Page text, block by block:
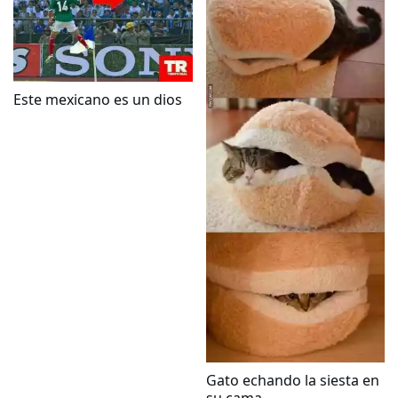
Este mexicano es un dios
Gato echando la siesta en